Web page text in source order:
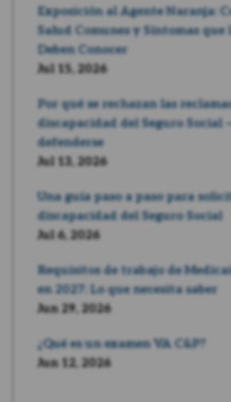
Exposición al Agente Naranja:
Salud Comunes y Síntomas que
Deben Conocer
Jul 15, 2026
Por qué se rechazan las
discapacidad del Seguro Social
defenderse
Jul 13, 2026
Una guía paso a paso para
discapacidad del Seguro Social
Jul 6, 2026
Requisitos de trabajo de
en 2027: Lo que necesita saber
Jun 29, 2026
¿Qué es un examen VA C&P?
Jun 12, 2026